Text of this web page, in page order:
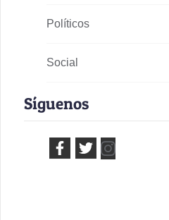
Políticos
Social
Síguenos